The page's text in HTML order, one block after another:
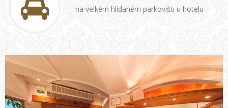
na velkém hlídaném parkovišti u hotelu